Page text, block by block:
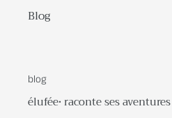
Blog
blog
élufée• raconte ses aventures